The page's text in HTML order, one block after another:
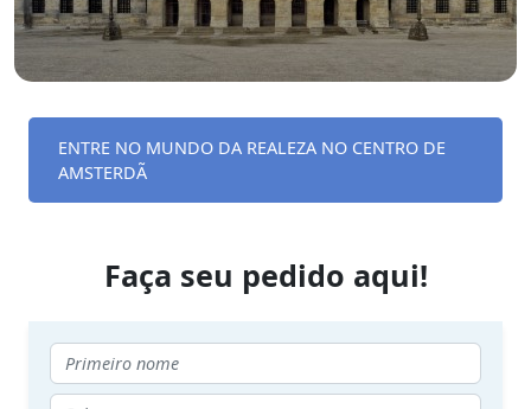
ENTRE NO MUNDO DA REALEZA NO CENTRO DE
AMSTERDÃ
Faça seu pedido aqui!